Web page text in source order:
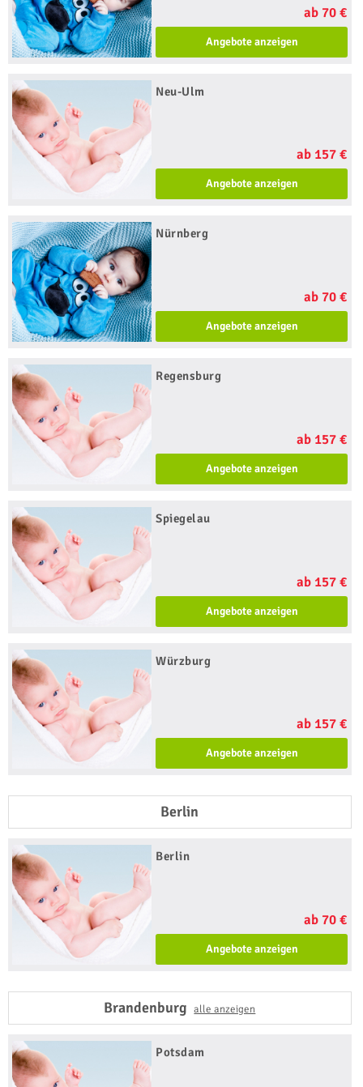
ab 70 €
Angebote anzeigen
Neu-Ulm
ab 157 €
Angebote anzeigen
Nürnberg
ab 70 €
Angebote anzeigen
Regensburg
ab 157 €
Angebote anzeigen
Spiegelau
ab 157 €
Angebote anzeigen
Würzburg
ab 157 €
Angebote anzeigen
Berlin
Berlin
ab 70 €
Angebote anzeigen
Brandenburgalle anzeigen
Potsdam